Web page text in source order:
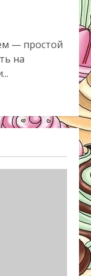
— простой
на